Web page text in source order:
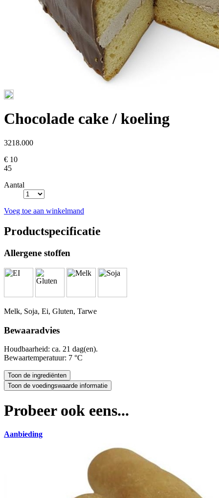
Chocolade cake / koeling
3218.000
€ 10
45
Aantal
Voeg toe aan winkelmand
Productspecificatie
Allergene stoffen
Melk, Soja, Ei, Gluten, Tarwe
Bewaaradvies
Houdbaarheid: ca. 21 dag(en).
Bewaartemperatuur: 7 °C
Probeer ook eens...
Aanbieding